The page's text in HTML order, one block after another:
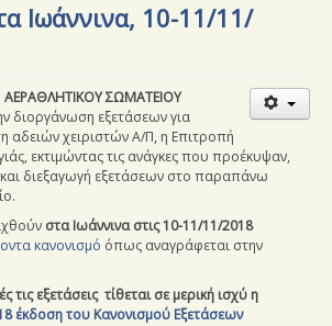
Ιωάννινα, 10-11/11/
ΑΕΡΑΘΛΗΤΙΚΟΥ ΣΩΜΑΤΕΙΟΥ
διοργάνωση εξετάσεων για
αδειών χειριστών Α/Π, η Επιτροπή
εκτιμώντας τις ανάγκες που προέκυψαν,
και διεξαγωγή εξετάσεων στο παραπάνω
στα Ιωάννινα στις 10-11/11/2018
κανονισμό όπως αναγράφεται στην
εξετάσεις τίθεται σε μερική ισχύ η
έκδοση του Κανονισμού Εξετάσεων